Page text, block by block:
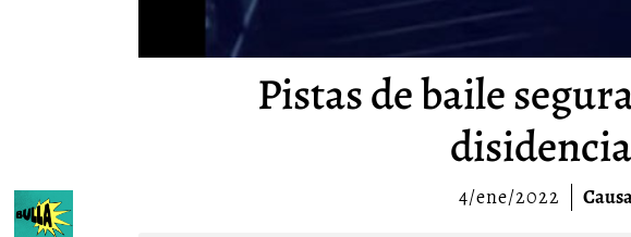
Pistas de baile
4/ene/2022